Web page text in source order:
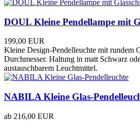
DOUL Kleine Pendellampe mit
199,00 EUR
Kleine Design-Pendelleuchte mit rundem
Durchmesser. Haltung in matt Schwarz
austauschbarem Leuchtmittel.
NABILA Kleine Glas-
ab 216,00 EUR